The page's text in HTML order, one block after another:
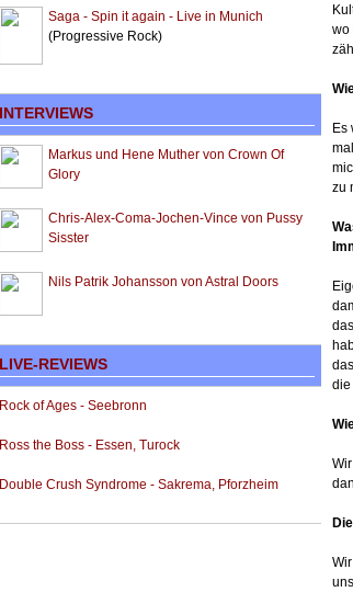
wo
Es
zu
die
Saga - Spin it again - Live in Munich
(Progressive Rock)
INTERVIEWS
Markus und Hene Muther von Crown Of
Glory
Chris-Alex-Coma-Jochen-Vince von Pussy
Sisster
Nils Patrik Johansson von Astral Doors
LIVE-REVIEWS
Rock of Ages - Seebronn
Ross the Boss - Essen, Turock
Double Crush Syndrome - Sakrema, Pforzheim